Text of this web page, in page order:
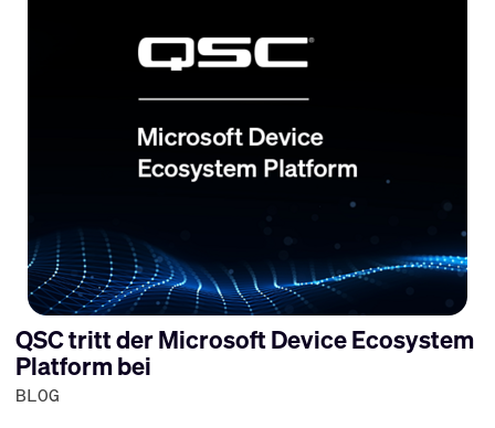
QSC tritt der Microsoft Device Ecosystem
Platform bei
BLOG